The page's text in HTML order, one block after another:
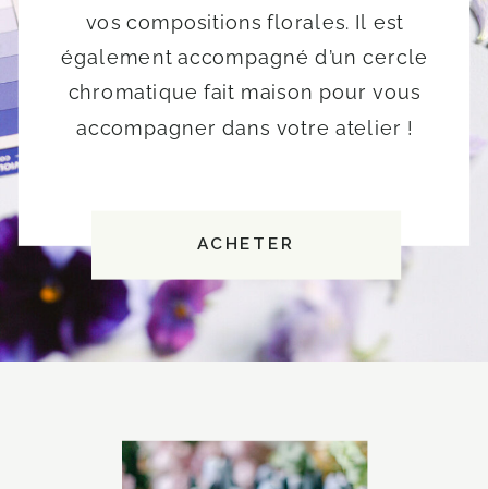
ACHETER
vos compositions florales. Il est
également accompagné d’un cercle
chromatique fait maison pour vous
accompagner dans votre atelier !